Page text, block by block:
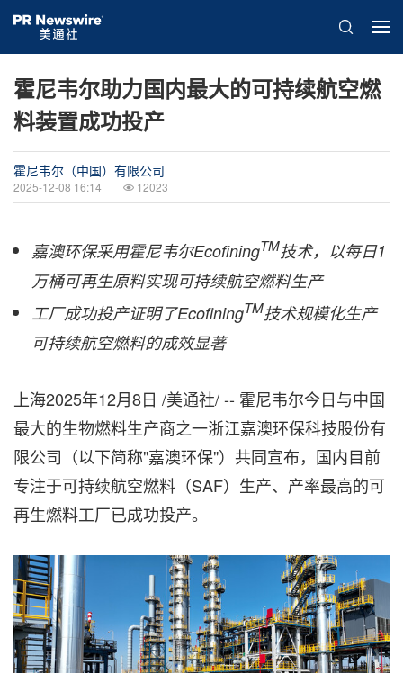
霍尼韦尔助力国内最大的可持续航空燃
料装置成功投产
霍尼韦尔（中国）有限公司
2025-12-08 16:14 12023
嘉澳环保采用霍尼韦尔EcofiningTM技术，以每日1
万桶可再生原料实现可持续航空燃料生产
工厂成功投产证明了EcofiningTM技术规模化生产
可持续航空燃料的成效显著
上海2025年12月8日 /美通社/ -- 霍尼韦尔今日与中国
最大的生物燃料生产商之一浙江嘉澳环保科技股份有
限公司（以下简称"嘉澳环保"）共同宣布，国内目前
专注于可持续航空燃料（SAF）生产、产率最高的可
再生燃料工厂已成功投产。